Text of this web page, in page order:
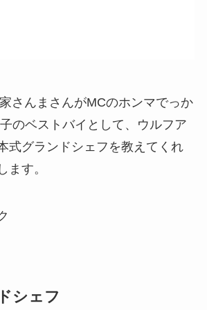
さんまさんがMCのホンマでっか
のベストバイとして、ウルフア
式グランドシェフを教えてくれ
ます。
シェフ